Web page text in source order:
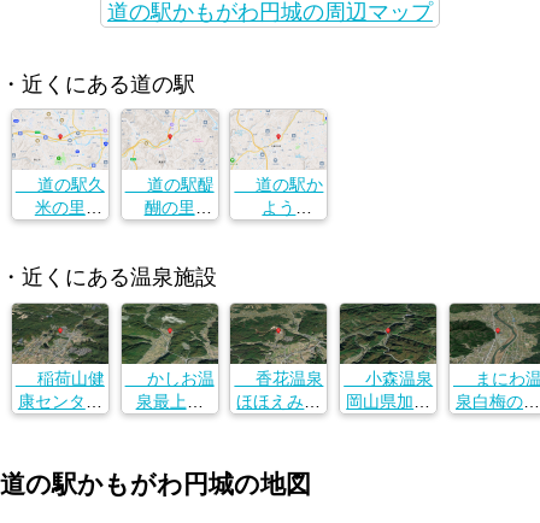
道の駅かもがわ円城の周辺マップ
・近くにある道の駅
道の駅久
米の里
町上田西232
5-1
道の駅醍
醐の里
町上田西232
5-1
道の駅か
よう
5-1
・近くにある温泉施設
稲荷山健
康センター
稲荷５７０
かしお温
泉最上荘
２２２４−２
香花温泉
ほほえみの
郡美咲町打
穴下１７６
小森温泉
岡山県加賀
まにわ
泉白梅の湯
道の駅かもがわ円城の地図